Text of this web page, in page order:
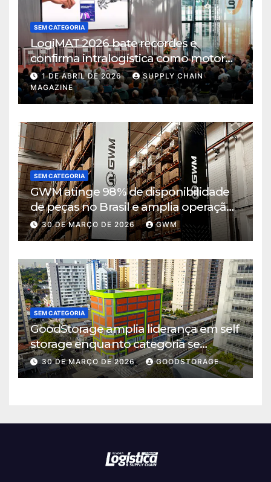
SEM CATEGORIA
LogiMAT 2026 bate recordes e
confirma intralogística como motor
de decisão em tempos de incerteza
1 DE ABRIL DE 2026
SUPPLY CHAIN
MAGAZINE
SEM CATEGORIA
GWM atinge 98% de disponibilidade
de peças no Brasil e amplia operação
logística em Cajamar
30 DE MARÇO DE 2026 GWM
SEM CATEGORIA
GoodStorage amplia liderança em self
storage enquanto categoria se
consolida em São Paulo
30 DE MARÇO DE 2026 GOODSTORAGE